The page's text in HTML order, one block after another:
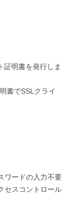
証明書を発行しま
書でSSLクライ
ワードの入力不要
セスコントロール